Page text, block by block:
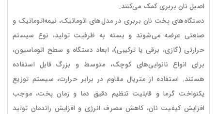
اصیل نان بربری کمک می‌کنند.
دستگاه‌های پخت نان بربری در مدل‌های اتوماتیک، نیمه‌اتوماتیک و
صنعتی عرضه می‌شوند و بسته به ظرفیت تولید، نوع سیستم
حرارتی (گازی، برقی یا ترکیبی)، ابعاد دستگاه و سطح اتوماسیون،
برای انواع نانوایی‌های کوچک، متوسط و بزرگ قابل استفاده
هستند. استفاده از متریال مقاوم در برابر حرارت، سیستم توزیع
یکنواخت گرما و قابلیت تنظیم دقیق دما و زمان پخت، موجب
افزایش کیفیت نان، کاهش مصرف انرژی و افزایش راندمان تولید